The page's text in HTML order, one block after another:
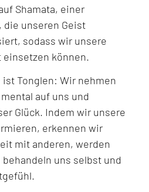
Shamata, einer
unseren Geist
sodass wir unsere
können.
ist Tonglen: Wir nehmen
auf uns und
Glück. Indem wir unsere
erkennen wir
mit anderen, werden
uns selbst und